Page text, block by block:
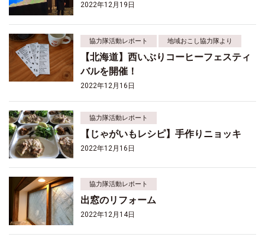
2022年12月19日
協力隊活動レポート 地域おこし協力隊より
【北海道】西いぶりコーヒーフェスティ
バルを開催！
2022年12月16日
協力隊活動レポート
【じゃがいもレシピ】手作りニョッキ
2022年12月16日
協力隊活動レポート
出窓のリフォーム
2022年12月14日